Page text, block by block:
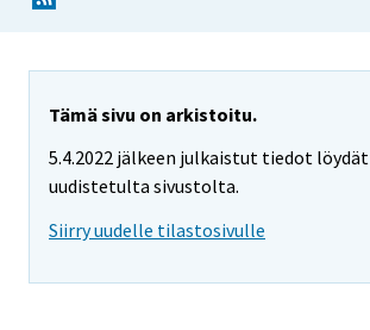
Tämä sivu on arkistoitu.
5.4.2022 jälkeen julkaistut tiedot löydät
uudistetulta sivustolta.
Siirry uudelle tilastosivulle